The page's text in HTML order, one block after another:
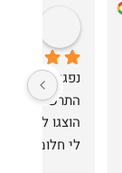
נפגשתי עם תומר מהחברה למימוש קרקעות ומאוד
התרשמתי מרמת האמינות וההסברים המפורטים
הוצגו לי כל המסמכים הרלוונטיים ולא ניסו למכור
לי חלומות שווא כדי לקנות אותי אלא אמרו תכלס